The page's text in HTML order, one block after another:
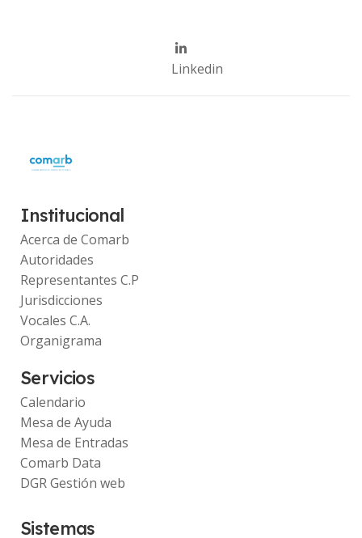
Linkedin
Institucional
Acerca de Comarb
Autoridades
Representantes C.P
Jurisdicciones
Vocales C.A.
Organigrama
Servicios
Calendario
Mesa de Ayuda
Mesa de Entradas
Comarb Data
DGR Gestión web
Sistemas